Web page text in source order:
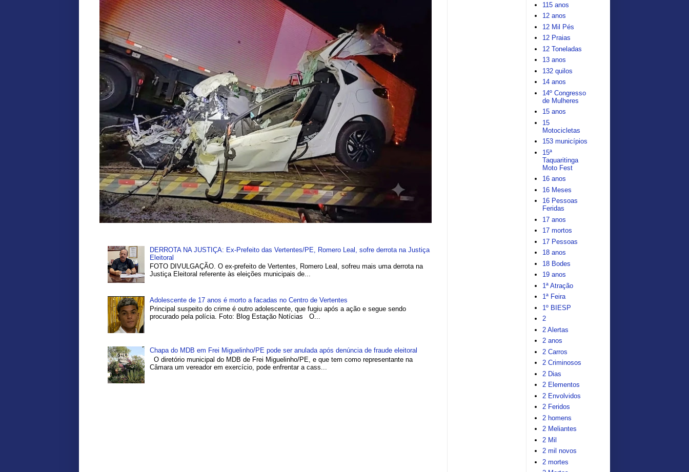
DERROTA NA JUSTIÇA: Ex-Prefeito das Vertentes/PE, Romero Leal, sofre derrota na Justiça
Eleitoral
FOTO DIVULGAÇÃO. O ex-prefeito de Vertentes, Romero Leal, sofreu mais uma derrota na
Justiça Eleitoral referente às eleições municipais de...
Adolescente de 17 anos é morto a facadas no Centro de Vertentes
Principal suspeito do crime é outro adolescente, que fugiu após a ação e segue sendo
procurado pela polícia. Foto: Blog Estação Notícias O...
Chapa do MDB em Frei Miguelinho/PE pode ser anulada após denúncia de fraude eleitoral
O diretório municipal do MDB de Frei Miguelinho/PE, e que tem como representante na
Câmara um vereador em exercício, pode enfrentar a cass...
115 anos
12 anos
12 Mil Pés
12 Praias
12 Toneladas
13 anos
132 quilos
14 anos
14º Congresso
de Mulheres
15 anos
15
Motocicletas
153 municípios
15ª
Taquaritinga
Moto Fest
16 anos
16 Meses
16 Pessoas
Feridas
17 anos
17 mortos
17 Pessoas
18 anos
18 Bodes
19 anos
1ª Atração
1ª Feira
1º BIESP
2
2 Alertas
2 anos
2 Carros
2 Criminosos
2 Dias
2 Elementos
2 Envolvidos
2 Feridos
2 homens
2 Meliantes
2 Mil
2 mil novos
2 mortes